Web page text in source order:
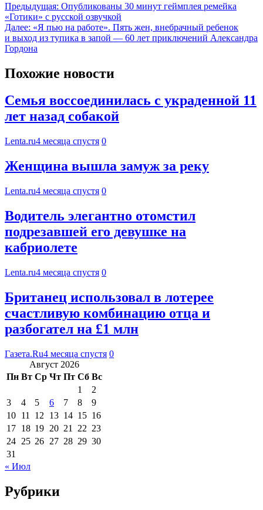
Предыдущая: Опубликованы 30 минут геймплея ремейка
«Готики» с русской озвучкой
Далее: «Я пью на работе». Пять жен, внебрачный ребенок
и выход из тупика в запой — 60 лет приключений Александра
Гордона
Похожие новости
Семья воссоединилась с украденной 11
лет назад собакой
Lenta.ru4 месяца спустя 0
Женщина вышла замуж за реку
Lenta.ru4 месяца спустя 0
Водитель элегантно отомстил
подрезавшей его девушке на
кабриолете
Lenta.ru4 месяца спустя 0
Британец использовал в лотерее
счастливую комбинацию отца и
разбогател на £1 млн
Газета.Ru4 месяца спустя 0
Август 2026
Пн Вт Ср Чт Пт Сб Вс
1
2
3
4 5 6 7 8
9
10 11 12 13 14 15 16
17 18 19 20 21 22 23
24 25 26 27 28 29 30
31
« Июл
Рубрики